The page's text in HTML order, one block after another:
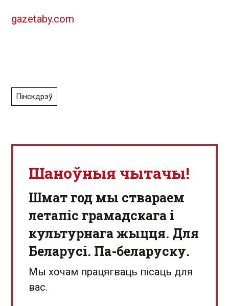
gazetaby.com
Пінскдрэў
Шаноўныя чытачы!
Шмат год мы ствараем
летапіс грамадскага і
культурнага жыцця. Для
Беларусі. Па-беларуску.
Мы хочам працягваць пісаць для
вас.